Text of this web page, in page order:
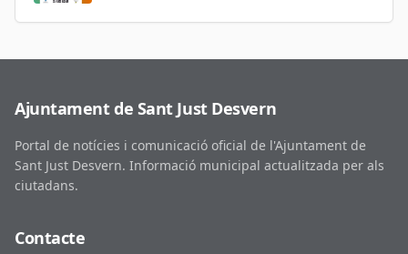
Ajuntament de Sant Just Desvern
Portal de notícies i comunicació oficial de l'Ajuntament de
Sant Just Desvern. Informació municipal actualitzada per als
ciutadans.
Contacte